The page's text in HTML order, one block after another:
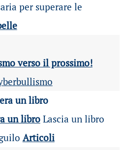
per superare le
verso il prossimo!
un libroLascia un libro
Articoli